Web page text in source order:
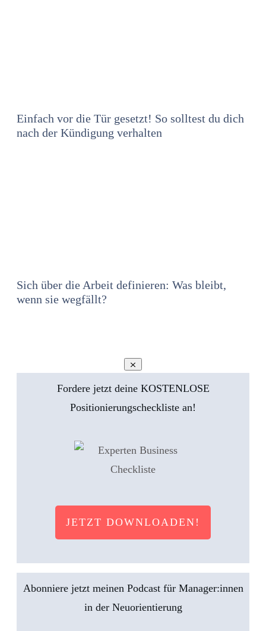
Einfach vor die Tür gesetzt! So solltest du dich
nach der Kündigung verhalten
Sich über die Arbeit definieren: Was bleibt,
wenn sie wegfällt?
Fordere jetzt deine KOSTENLOSE
Positionierungscheckliste an!
JETZT DOWNLOADEN!
Abonniere jetzt meinen Podcast für Manager:innen
in der Neuorientierung